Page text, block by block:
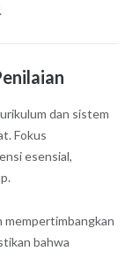
dan sistem
Fokus
esensial,
mempertimbangkan
bahwa